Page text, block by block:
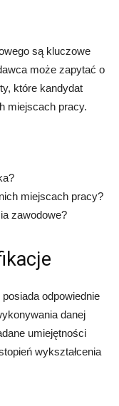
są kluczowe
może zapytać o
które kandydat
miejscach pracy.
miejscach pracy?
zawodowe?
odpowiednie
danej
umiejętności
wykształcenia